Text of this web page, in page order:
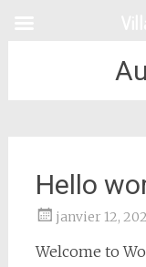
Hello
janvier 12,
Welcome to